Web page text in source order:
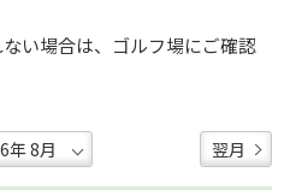
い場合は、ゴルフ場にご確認
翌月